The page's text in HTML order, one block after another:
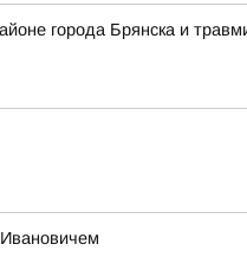
города Брянска и